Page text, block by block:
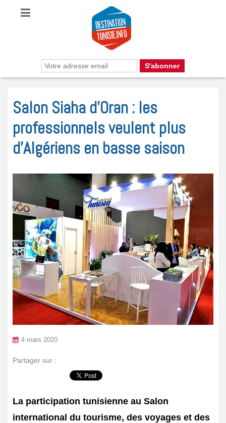
Salon Siaha d’Oran : les
professionnels veulent plus
d’Algériens en basse saison
4 mars 2020
Partager sur :
La participation tunisienne au Salon
international du tourisme, des voyages et des